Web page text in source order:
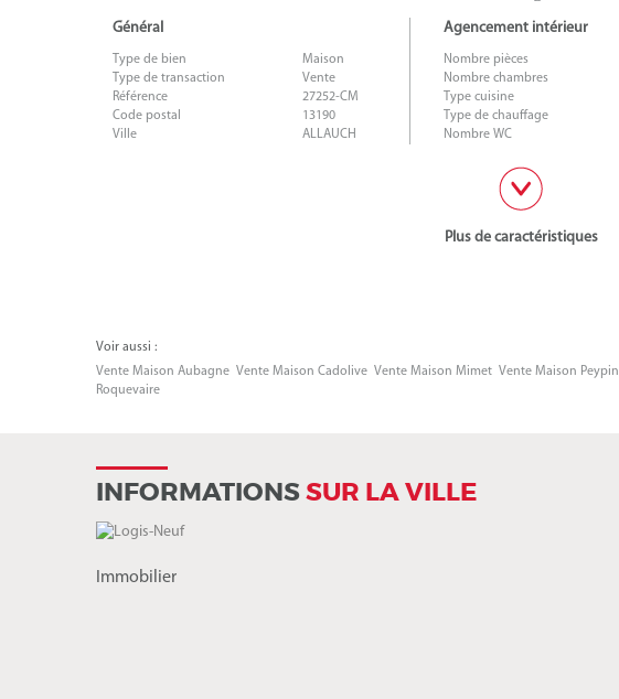
Général
Type de bien
Maison
Type de transaction
Vente
Référence
27252-CM
Code postal
13190
Ville
ALLAUCH
Agencement intérieur
Nombre pièces
Nombre chambres
Type cuisine
Type de chauffage
Nombre WC
Plus de caractéristiques
Voir aussi :
Vente Maison Aubagne Vente Maison Cadolive Vente Maison Mimet Vente Maison Peypin
Roquevaire
INFORMATIONSSUR LA VILLE
Immobilier